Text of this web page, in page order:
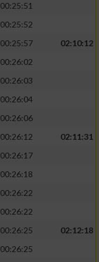
00:25:51
00:25:52
00:25:57
02:10:12
00:26:02
00:26:03
00:26:04
00:26:06
00:26:12
02:11:31
00:26:17
00:26:18
00:26:22
00:26:22
00:26:25
02:12:18
00:26:25